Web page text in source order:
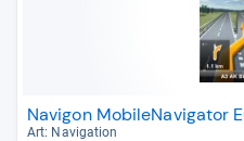
Navigon MobileNavigator
Art: Navi­ga­tion